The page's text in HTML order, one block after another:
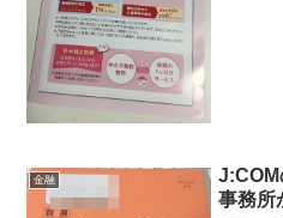
金融
J:COM
事務所